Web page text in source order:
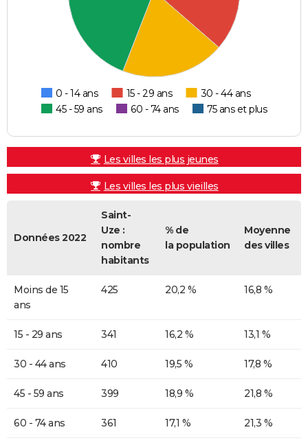
0 - 14 ans 15 - 29 ans
30 - 44 ans
45 - 59 ans
60 - 74 ans 75 ans et plus
Les villes les plus jeunes
Les villes les plus vieilles
Données 2022
Saint-
Uze :
nombre
habitants
% de
la population
Moyenne
des villes
Moins de 15
ans
425 20,2 % 16,8 %
15 - 29 ans 341 16,2 % 13,1 %
30 - 44 ans 410 19,5 % 17,8 %
45 - 59 ans 399 18,9 % 21,8 %
60 - 74 ans 361 17,1 % 21,3 %